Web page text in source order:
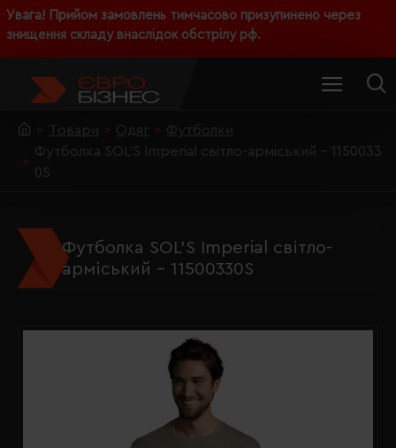
Увага! Прийом замовлень тимчасово призупинено через
знищення складу внаслідок обстрілу рф.
Товари Одяг
Футболки
Футболка SOL'S Imperial світло-арміський - 1150033
0S
Футболка SOL'S Imperial світло-
арміський - 11500330S